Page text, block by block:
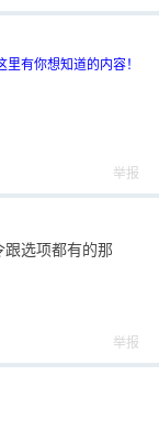
有你想知道的内容！
举报
选项都有的那
举报